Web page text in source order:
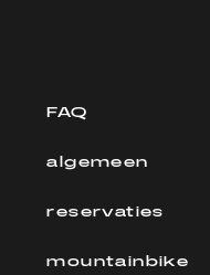
FAQ
algemeen
reservaties
mountainbike